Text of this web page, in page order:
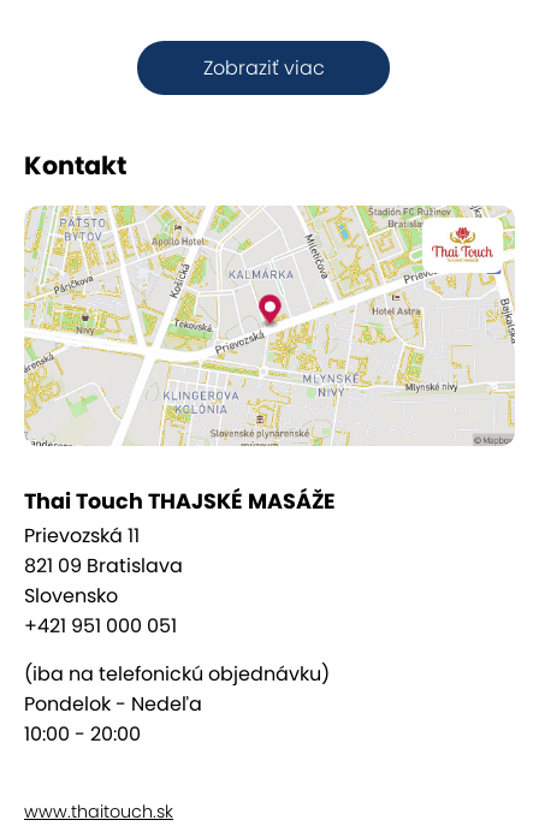
Zobraziť viac
Kontakt
Thai Touch THAJSKÉ MASÁŽE
Prievozská 11
821 09 Bratislava
Slovensko
+421 951 000 051
(iba na telefonickú objednávku)
Pondelok - Nedeľa
10:00 - 20:00
www.thaitouch.sk